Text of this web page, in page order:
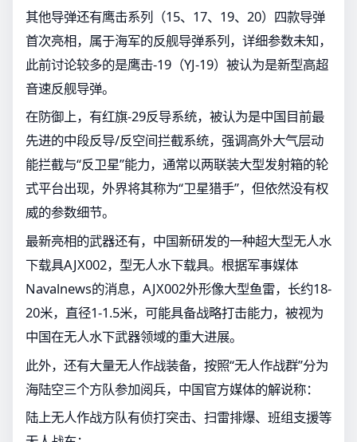
其他导弹还有鹰击系列（15、17、19、20）四款导弹
首次亮相，属于海军的反舰导弹系列，详细参数未知，
此前讨论较多的是鹰击-19（YJ-19）被认为是新型高超
音速反舰导弹。
在防御上，有红旗-29反导系统，被认为是中国目前最
先进的中段反导/反空间拦截系统，强调高外大气层动
能拦截与“反卫星”能力，通常以两联装大型发射箱的轮
式平台出现，外界将其称为“卫星猎手”，但依然没有权
威的参数细节。
最新亮相的武器还有，中国新研发的一种超大型无人水
下载具AJX002，型无人水下载具。根据军事媒体
Navalnews的消息，AJX002外形像大型鱼雷，长约18-
20米，直径1-1.5米，可能具备战略打击能力，被视为
中国在无人水下武器领域的重大进展。
此外，还有大量无人作战装备，按照“无人作战群”分为
海陆空三个方队参加阅兵，中国官方媒体的解说称：
陆上无人作战方队有侦打突击、扫雷排爆、班组支援等